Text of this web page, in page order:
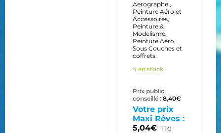
Aerographe ,
Peinture Aéro et
Accessoires,
Peinture &
Modelisme,
Peinture Aéro,
Sous Couches et
coffrets
4 en stock
Prix public
conseillé : 8,40€
Votre prix
Maxi Rêves :
5,04€ TTC